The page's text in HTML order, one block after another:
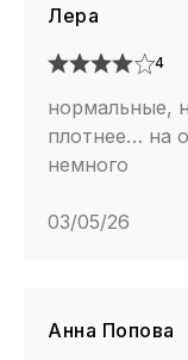
Лера
4
нормальные,
плотнее… на
немного
03/05/26
Анна Попова